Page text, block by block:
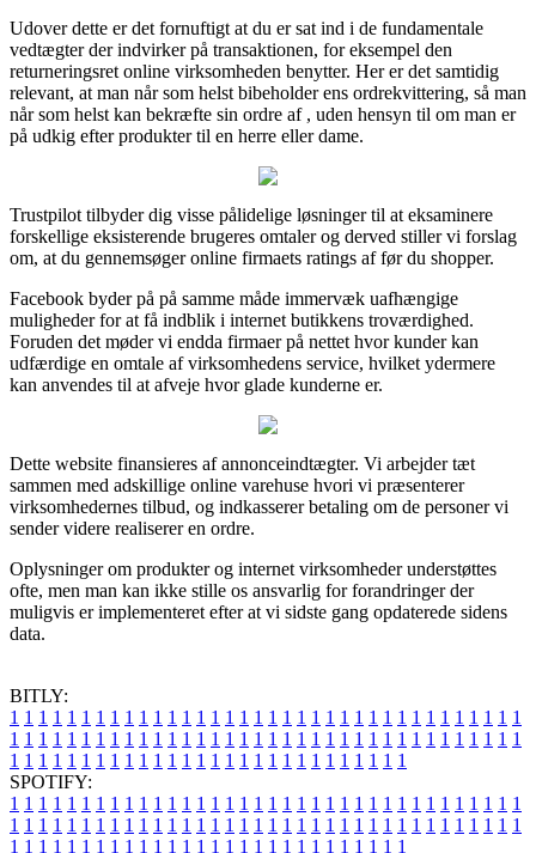
Udover dette er det fornuftigt at du er sat ind i de fundamentale
vedtægter der indvirker på transaktionen, for eksempel den
returneringsret online virksomheden benytter. Her er det samtidig
relevant, at man når som helst bibeholder ens ordrekvittering, så man
når som helst kan bekræfte sin ordre af , uden hensyn til om man er
på udkig efter produkter til en herre eller dame.
Trustpilot tilbyder dig visse pålidelige løsninger til at eksaminere
forskellige eksisterende brugeres omtaler og derved stiller vi forslag
om, at du gennemsøger online firmaets ratings af før du shopper.
Facebook byder på på samme måde immervæk uafhængige
muligheder for at få indblik i internet butikkens troværdighed.
Foruden det møder vi endda firmaer på nettet hvor kunder kan
udfærdige en omtale af virksomhedens service, hvilket ydermere
kan anvendes til at afveje hvor glade kunderne er.
Dette website finansieres af annonceindtægter. Vi arbejder tæt
sammen med adskillige online varehuse hvori vi præsenterer
virksomhedernes tilbud, og indkasserer betaling om de personer vi
sender videre realiserer en ordre.
Oplysninger om produkter og internet virksomheder understøttes
ofte, men man kan ikke stille os ansvarlig for forandringer der
muligvis er implementeret efter at vi sidste gang opdaterede sidens
data.
BITLY:
1 1 1 1 1 1 1 1 1 1 1 1 1 1 1 1 1 1 1 1 1 1 1 1 1 1 1 1 1 1 1 1 1 1 1 1
1 1 1 1 1 1 1 1 1 1 1 1 1 1 1 1 1 1 1 1 1 1 1 1 1 1 1 1 1 1 1 1 1 1 1 1
1 1 1 1 1 1 1 1 1 1 1 1 1 1 1 1 1 1 1 1 1 1 1 1 1 1 1 1
SPOTIFY:
1 1 1 1 1 1 1 1 1 1 1 1 1 1 1 1 1 1 1 1 1 1 1 1 1 1 1 1 1 1 1 1 1 1 1 1
1 1 1 1 1 1 1 1 1 1 1 1 1 1 1 1 1 1 1 1 1 1 1 1 1 1 1 1 1 1 1 1 1 1 1 1
1 1 1 1 1 1 1 1 1 1 1 1 1 1 1 1 1 1 1 1 1 1 1 1 1 1 1 1